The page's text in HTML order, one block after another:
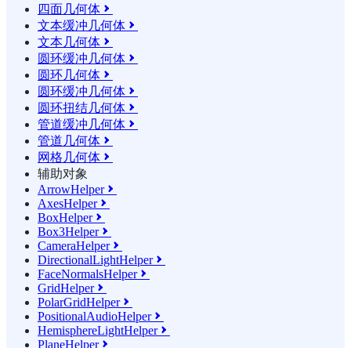
四面几何体 
文本缓冲几何体 
文本几何体 
圆环缓冲几何体 
圆环几何体 
圆环缓冲几何体 
圆环扭结几何体 
管道缓冲几何体 
管道几何体 
网格几何体 
辅助对象
ArrowHelper
AxesHelper
BoxHelper
Box3Helper
CameraHelper
DirectionalLightHelper
FaceNormalsHelper
GridHelper
PolarGridHelper
PositionalAudioHelper
HemisphereLightHelper
PlaneHelper